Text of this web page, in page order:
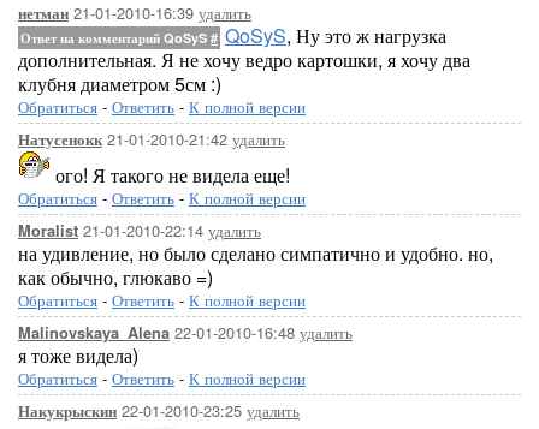
нетман 21-01-2010-16:39 удалить
Ответ на комментарий QoSyS # QoSyS, Ну это ж нагрузка
дополнительная. Я не хочу ведро картошки, я хочу два
клубня диаметром 5см :)
Обратиться - Ответить - К полной версии
Натусенокк21-01-2010-21:42 удалить
ого! Я такого не видела еще!
Обратиться - Ответить - К полной версии
Moralist 21-01-2010-22:14 удалить
на удивление, но было сделано симпатично и удобно. но,
как обычно, глюкаво =)
Обратиться - Ответить - К полной версии
Malinovskaya_Alena 22-01-2010-16:48 удалить
я тоже видела)
Обратиться - Ответить - К полной версии
Накукрыскин 22-01-2010-23:25 удалить